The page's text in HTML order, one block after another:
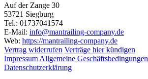
Auf der Zange 30
53721 Siegburg
Tel.: 01737041574
E-Mail: info@mantrailing-company.de
Web: https://mantrailing-company.de
Vertrag widerrufen Verträge hier kündigen
Impressum Allgemeine Geschäftsbedingungen
Datenschutzerklärung